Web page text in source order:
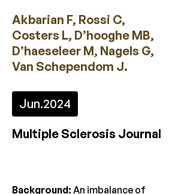
Akbarian F, Rossi C,
Costers L, D’hooghe MB,
D’haeseleer M, Nagels G,
Van Schependom J.
Jun.2024
Multiple Sclerosis Journal
Background:An imbalance of